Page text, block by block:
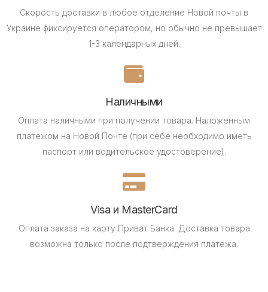
Скорость доставки в любое отделение Новой почты в
Украине фиксируется оператором, но обычно не превышает
1-3 календарных дней.
Наличными
Оплата наличными при получении товара. Наложенным
платежом на Новой Почте (при себе необходимо иметь
паспорт или водительское удостоверение).
Visa и MasterCard
Оплата заказа на карту Приват Банка. Доставка товара
возможна только после подтверждения платежа.